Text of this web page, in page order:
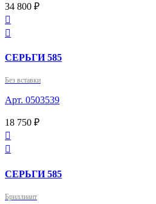
34 800 ₽


СЕРЬГИ 585
Без вставки
Арт. 0503539
18 750 ₽


СЕРЬГИ 585
Бриллиант